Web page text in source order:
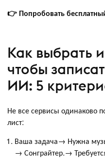
👉 Попробовать
Как выбрать
чтобы
ИИ: 5
Не все сервисы одинаково
лист:
Ваша задача→ Нужна
→ Сонграйтер.→